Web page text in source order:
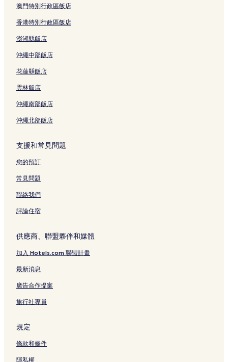
澳門特別行政區飯店
香港特別行政區飯店
澎湖縣飯店
沖繩中部飯店
花蓮縣飯店
雲林飯店
沖繩南部飯店
沖繩北部飯店
支援和常見問題
您的預訂
常見問題
聯絡我們
評論住宿
供應商、聯盟夥伴和媒體
加入 Hotels.com 聯盟計畫
最新消息
廣告合作提案
旅行社專員
規定
條款和條件
隱私權